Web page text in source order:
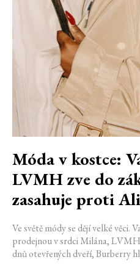
Móda v kostce:
LVMH zve do
zasahuje proti
Ve světě módy se dějí velké věci.
prodejnou v srdci Milána,
dnů otevřených dveří, Burberry